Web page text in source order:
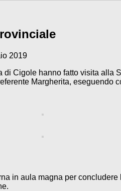
2019
Cigole hanno fatto visita alla
Margherita, eseguendo
in aula magna per